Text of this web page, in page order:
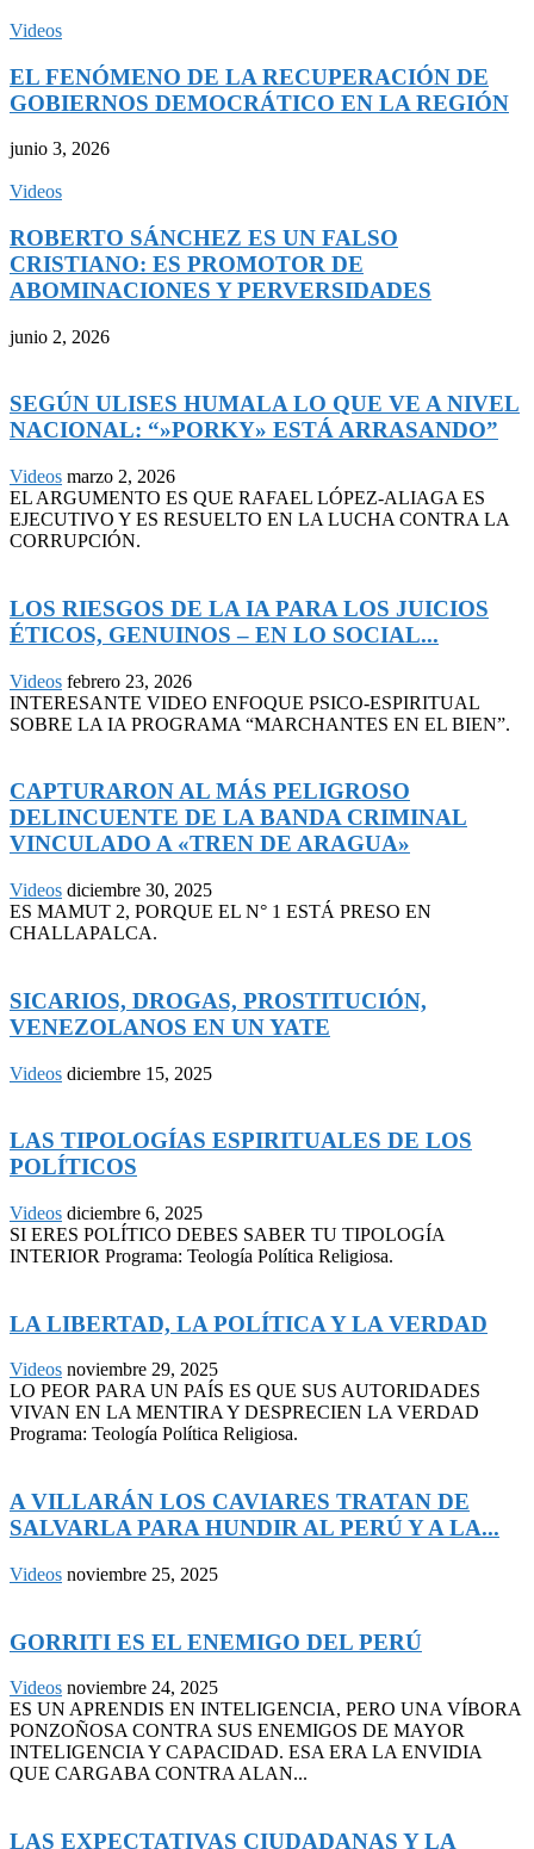
Videos
EL FENÓMENO DE LA RECUPERACIÓN DE
GOBIERNOS DEMOCRÁTICO EN LA REGIÓN
junio 3, 2026
Videos
ROBERTO SÁNCHEZ ES UN FALSO
CRISTIANO: ES PROMOTOR DE
ABOMINACIONES Y PERVERSIDADES
junio 2, 2026
SEGÚN ULISES HUMALA LO QUE VE A NIVEL
NACIONAL: “»PORKY» ESTÁ ARRASANDO”
Videos marzo 2, 2026
EL ARGUMENTO ES QUE RAFAEL LÓPEZ-ALIAGA ES
EJECUTIVO Y ES RESUELTO EN LA LUCHA CONTRA LA
CORRUPCIÓN.
LOS RIESGOS DE LA IA PARA LOS JUICIOS
ÉTICOS, GENUINOS – EN LO SOCIAL...
Videos febrero 23, 2026
INTERESANTE VIDEO ENFOQUE PSICO-ESPIRITUAL
SOBRE LA IA PROGRAMA “MARCHANTES EN EL BIEN”.
CAPTURARON AL MÁS PELIGROSO
DELINCUENTE DE LA BANDA CRIMINAL
VINCULADO A «TREN DE ARAGUA»
Videos diciembre 30, 2025
ES MAMUT 2, PORQUE EL N° 1 ESTÁ PRESO EN
CHALLAPALCA.
SICARIOS, DROGAS, PROSTITUCIÓN,
VENEZOLANOS EN UN YATE
Videos diciembre 15, 2025
LAS TIPOLOGÍAS ESPIRITUALES DE LOS
POLÍTICOS
Videos diciembre 6, 2025
SI ERES POLÍTICO DEBES SABER TU TIPOLOGÍA
INTERIOR Programa: Teología Política Religiosa.
LA LIBERTAD, LA POLÍTICA Y LA VERDAD
Videos noviembre 29, 2025
LO PEOR PARA UN PAÍS ES QUE SUS AUTORIDADES
VIVAN EN LA MENTIRA Y DESPRECIEN LA VERDAD
Programa: Teología Política Religiosa.
A VILLARÁN LOS CAVIARES TRATAN DE
SALVARLA PARA HUNDIR AL PERÚ Y A LA...
Videos noviembre 25, 2025
GORRITI ES EL ENEMIGO DEL PERÚ
Videos noviembre 24, 2025
ES UN APRENDIS EN INTELIGENCIA, PERO UNA VÍBORA
PONZOÑOSA CONTRA SUS ENEMIGOS DE MAYOR
INTELIGENCIA Y CAPACIDAD. ESA ERA LA ENVIDIA
QUE CARGABA CONTRA ALAN...
LAS EXPECTATIVAS CIUDADANAS Y LA